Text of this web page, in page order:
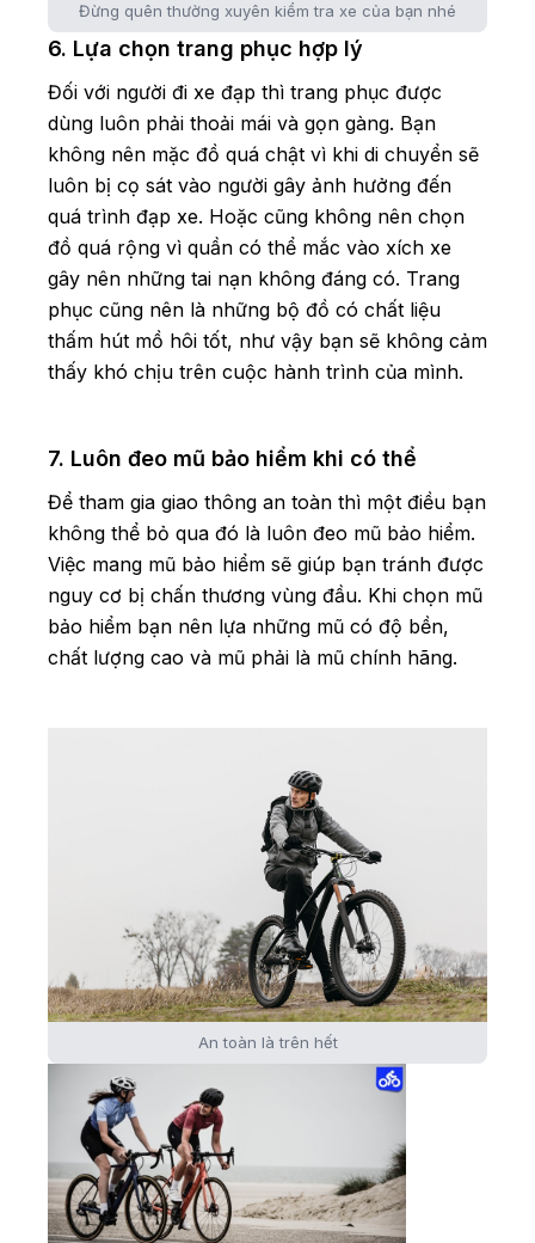
Đừng quên thường xuyên kiểm tra xe của bạn nhé
6. Lựa chọn trang phục hợp lý
Đối với người đi xe đạp thì trang phục được
dùng luôn phải thoải mái và gọn gàng. Bạn
không nên mặc đồ quá chật vì khi di chuyển sẽ
luôn bị cọ sát vào người gây ảnh hưởng đến
quá trình đạp xe. Hoặc cũng không nên chọn
đồ quá rộng vì quần có thể mắc vào xích xe
gây nên những tai nạn không đáng có. Trang
phục cũng nên là những bộ đồ có chất liệu
thấm hút mồ hôi tốt, như vậy bạn sẽ không cảm
thấy khó chịu trên cuộc hành trình của mình.
7. Luôn đeo mũ bảo hiểm khi có thể
Để tham gia giao thông an toàn thì một điều bạn
không thể bỏ qua đó là luôn đeo mũ bảo hiểm.
Việc mang mũ bảo hiểm sẽ giúp bạn tránh được
nguy cơ bị chấn thương vùng đầu. Khi chọn mũ
bảo hiểm bạn nên lựa những mũ có độ bền,
chất lượng cao và mũ phải là mũ chính hãng.
An toàn là trên hết